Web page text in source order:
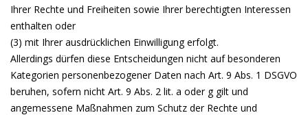
Ihrer Rechte und Freiheiten sowie Ihrer berechtigten Interessen
enthalten oder
(3) mit Ihrer ausdrücklichen Einwilligung erfolgt.
Allerdings dürfen diese Entscheidungen nicht auf besonderen
Kategorien personenbezogener Daten nach Art. 9 Abs. 1 DSGVO
beruhen, sofern nicht Art. 9 Abs. 2 lit. a oder g gilt und
angemessene Maßnahmen zum Schutz der Rechte und